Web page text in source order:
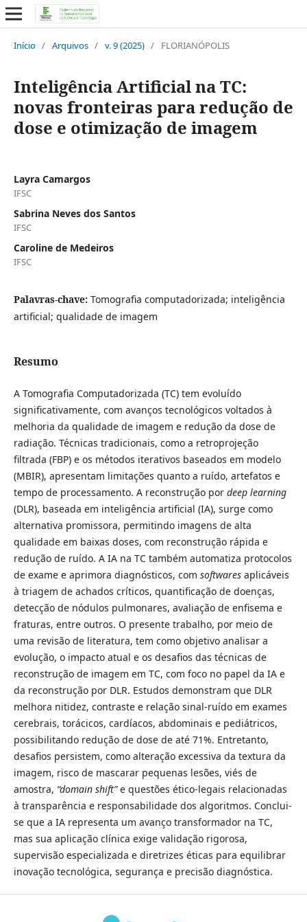
Início / Arquivos / v. 9 (2025) / FLORIANÓPOLIS
Inteligência Artificial na TC:
novas fronteiras para redução de
dose e otimização de imagem
Layra Camargos
IFSC
Sabrina Neves dos Santos
IFSC
Caroline de Medeiros
IFSC
Palavras-chave: Tomografia computadorizada; inteligência
artificial; qualidade de imagem
Resumo
A Tomografia Computadorizada (TC) tem evoluído
significativamente, com avanços tecnológicos voltados à
melhoria da qualidade de imagem e redução da dose de
radiação. Técnicas tradicionais, como a retroprojeção
filtrada (FBP) e os métodos iterativos baseados em modelo
(MBIR), apresentam limitações quanto a ruído, artefatos e
tempo de processamento. A reconstrução por deep learning
(DLR), baseada em inteligência artificial (IA), surge como
alternativa promissora, permitindo imagens de alta
qualidade em baixas doses, com reconstrução rápida e
redução de ruído. A IA na TC também automatiza protocolos
de exame e aprimora diagnósticos, com softwares aplicáveis
à triagem de achados críticos, quantificação de doenças,
detecção de nódulos pulmonares, avaliação de enfisema e
fraturas, entre outros. O presente trabalho, por meio de
uma revisão de literatura, tem como objetivo analisar a
evolução, o impacto atual e os desafios das técnicas de
reconstrução de imagem em TC, com foco no papel da IA e
da reconstrução por DLR. Estudos demonstram que DLR
melhora nitidez, contraste e relação sinal-ruído em exames
cerebrais, torácicos, cardíacos, abdominais e pediátricos,
possibilitando redução de dose de até 71%. Entretanto,
desafios persistem, como alteração excessiva da textura da
imagem, risco de mascarar pequenas lesões, viés de
amostra, “domain shift”e questões ético-legais relacionadas
à transparência e responsabilidade dos algoritmos. Conclui-
se que a IA representa um avanço transformador na TC,
mas sua aplicação clínica exige validação rigorosa,
supervisão especializada e diretrizes éticas para equilibrar
inovação tecnológica, segurança e precisão diagnóstica.